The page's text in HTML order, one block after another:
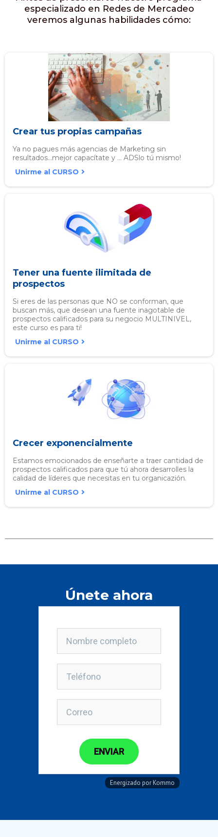
especializado en Redes de Mercadeo
veremos algunas habilidades cómo:
Crear tus propias campañas
Ya no pagues más agencias de Marketing sin
resultados...mejor capacítate y ... ADSlo tú mismo!
Unirme al CURSO
Tener una fuente ilimitada de
prospectos
Si eres de las personas que NO se conforman, que
buscan más, que desean una fuente inagotable de
prospectos calificados para su negocio MULTINIVEL,
este curso es para ti!
Unirme al CURSO
Crecer exponencialmente
Estamos emocionados de enseñarte a traer cantidad de
prospectos calificados para que tú ahora desarrolles la
calidad de líderes que necesitas en tu organicazión.
Unirme al CURSO
Únete ahora